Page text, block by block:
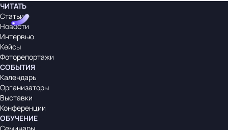
ЧИТАТЬ
Статьи
Новости
Интервью
Кейсы
Фоторепортажи
СОБЫТИЯ
Календарь
Организаторы
Выставки
Конференции
ОБУЧЕНИЕ